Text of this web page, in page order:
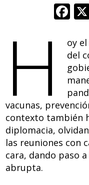
F
e
b
o
o
k
H
oy
del
vacunas,
contexto también
diplomacia,
las reuniones con
cara, dando paso
abrupta.